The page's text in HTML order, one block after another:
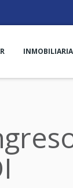
INMOBILIARIA